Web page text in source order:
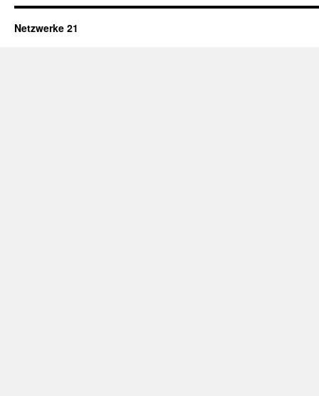
Netzwerke 21